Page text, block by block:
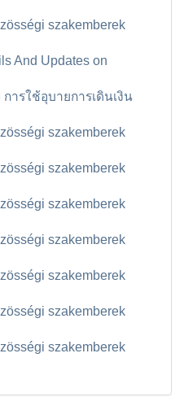
szakemberek
And Updates on
ารใช้อุบายการเดินเงิน
szakemberek
szakemberek
szakemberek
szakemberek
szakemberek
szakemberek
szakemberek